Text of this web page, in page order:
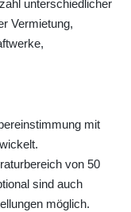
unterschiedlicher
Vermietung,
mit
von 50
sind auch
möglich.